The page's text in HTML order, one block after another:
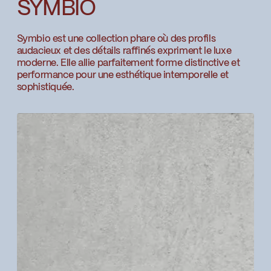
M.I. Viau & Fils Ltee
Matériaux de plomberie PMF
Go to the website ↘
Mondeau
Go to the website ↘
Wolseley Canada
Download ↘
SYMBIO
Symbio est une collection phare où des profils
audacieux et des détails raffinés expriment le luxe
moderne. Elle allie parfaitement forme distinctive et
performance pour une esthétique intemporelle et
sophistiquée.